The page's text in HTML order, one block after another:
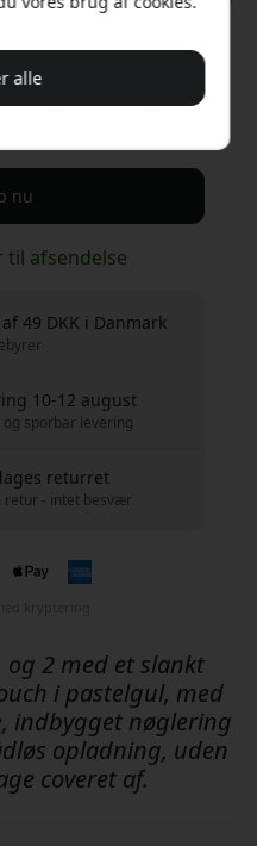
pris
nu
til afsendelse
49 DKK i Danmark
10-12 august
sporbar levering
returret
retur - intet besvær
og 2 med et slankt
i pastelgul, med
indbygget nøglering
opladning, uden
coveret af.
alle